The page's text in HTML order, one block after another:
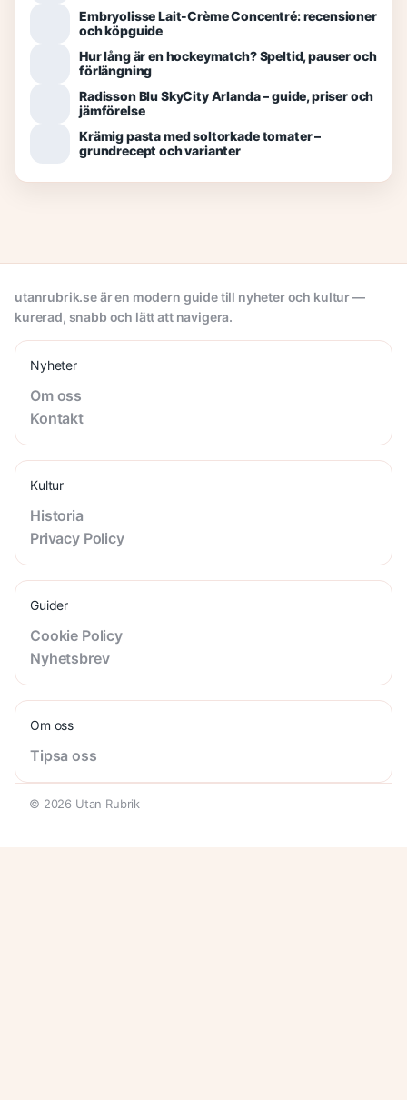
Embryolisse Lait-Crème Concentré: recensioner
och köpguide
Hur lång är en hockeymatch? Speltid, pauser och
förlängning
Radisson Blu SkyCity Arlanda – guide, priser och
jämförelse
Krämig pasta med soltorkade tomater –
grundrecept och varianter
utanrubrik.se är en modern guide till nyheter och kultur —
kurerad, snabb och lätt att navigera.
Nyheter
Om oss
Kontakt
Kultur
Historia
Privacy Policy
Guider
Cookie Policy
Nyhetsbrev
Om oss
Tipsa oss
© 2026 Utan Rubrik